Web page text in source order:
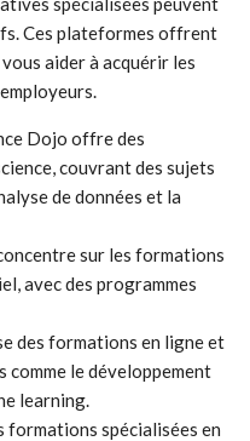
Ces plateformes offrent
aider à acquérir les
Dojo offre des
couvrant des sujets
de données et la
sur les formations
avec des programmes
des formations en ligne et
comme le développement
learning.
spécialisées en